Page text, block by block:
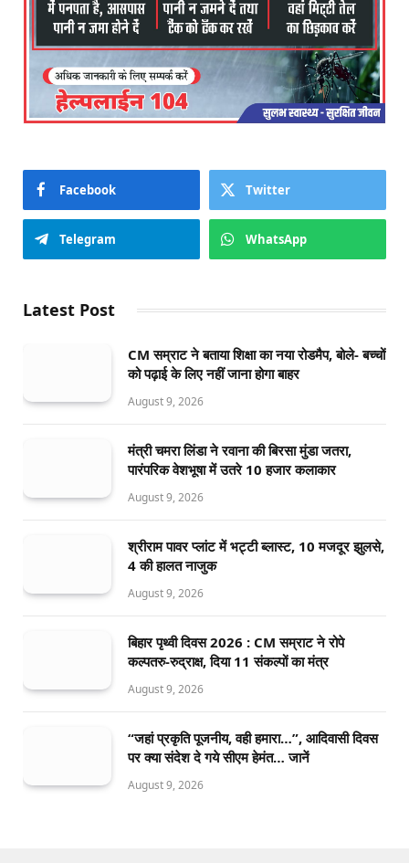
Facebook Twitter
Telegram WhatsApp
Latest Post
CM सम्राट ने बताया शिक्षा का नया रोडमैप, बोले- बच्चों
को पढ़ाई के लिए नहीं जाना होगा बाहर
August 9, 2026
मंत्री चमरा लिंडा ने रवाना की बिरसा मुंडा जतरा,
पारंपरिक वेशभूषा में उतरे 10 हजार कलाकार
August 9, 2026
श्रीराम पावर प्लांट में भट्टी ब्लास्ट, 10 मजदूर झुलसे,
4 की हालत नाजुक
August 9, 2026
बिहार पृथ्वी दिवस 2026 : CM सम्राट ने रोपे
कल्पतरु-रुद्राक्ष, दिया 11 संकल्पों का मंत्र
August 9, 2026
“जहां प्रकृति पूजनीय, वही हमारा…”, आदिवासी दिवस
पर क्या संदेश दे गये सीएम हेमंत… जानें
August 9, 2026